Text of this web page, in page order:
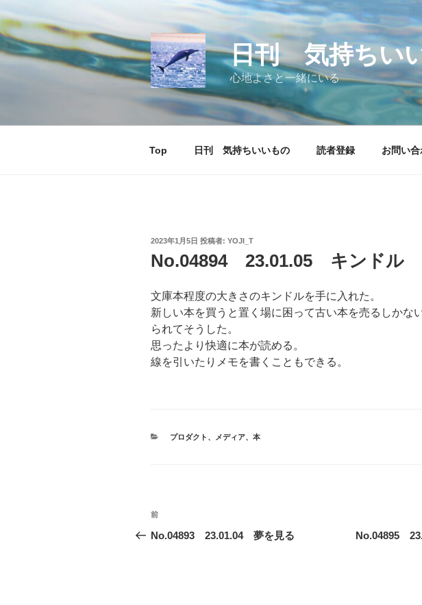
ン
テ
ン
キ
日刊 気持ちい
心地よさと一緒にいる
Top 日刊 気持ちいいもの 読者登録 お問い合
投
日:
2023年1月5日 投稿者: YOJI_T
No.04894 23.01.05 キンドル
文庫本程度の大きさのキンドルを手に入れた。
新しい本を買うと置く場に困って古い本を売るしかな
られてそうした。
思ったより快適に本が読める。
線を引いたりメモを書くこともできる。
カ
プロダクト 、 メディア、 本
投
稿
前
の
前
No.04893 23.01.04 夢を見る No.04895